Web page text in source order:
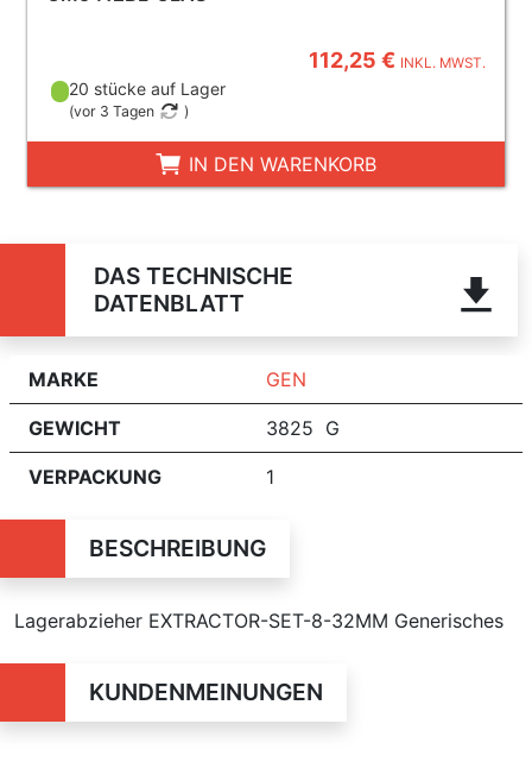
112,25 € INKL. MWST.
20 stücke auf Lager
(vor 3 Tagen )
IN DEN WARENKORB
DAS TECHNISCHE
DATENBLATT
MARKE GEN
GEWICHT 3825 G
VERPACKUNG 1
BESCHREIBUNG
Lagerabzieher EXTRACTOR-SET-8-32MM Generisches
KUNDENMEINUNGEN